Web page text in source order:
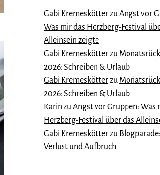
Gabi KremeskötterzuAngst vor
Was mir das Herzberg-Festival
Alleinsein zeigte
Gabi Kremeskötterzu
2026: Schreiben & Urlaub
Gabi Kremeskötterzu
2026: Schreiben & Urlaub
Karin zuAngst vor Gruppen: Was
Herzberg-Festival über das
Gabi Kremeskötterzu
Verlust und Aufbruch